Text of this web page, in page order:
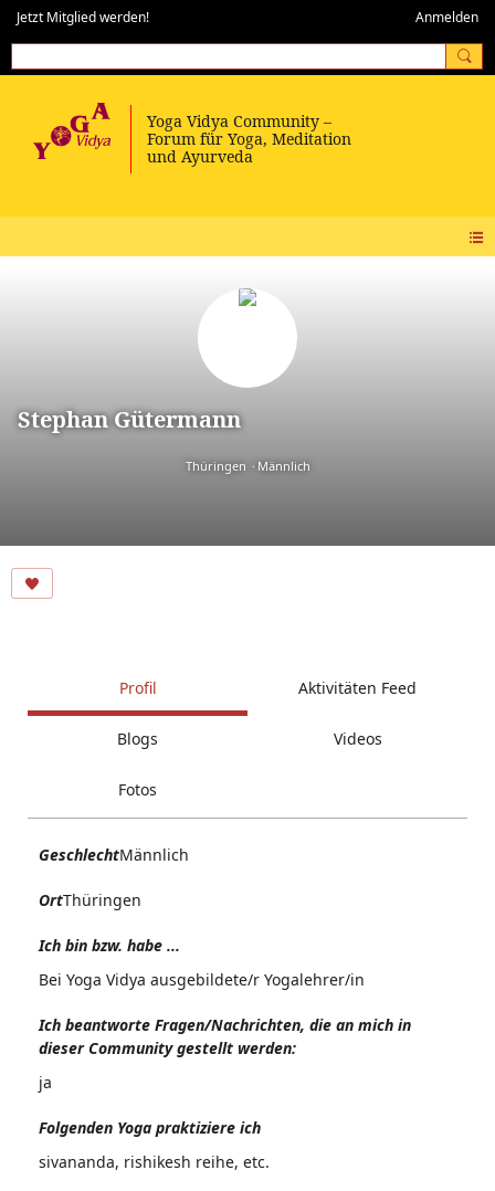
Jetzt Mitglied werden! Anmelden
Stephan Gütermann
Thüringen Männlich
Profil Aktivitäten Feed
Blogs Videos
Fotos
GeschlechtMännlich
OrtThüringen
Ich bin bzw. habe ...
Bei Yoga Vidya ausgebildete/r Yogalehrer/in
Ich beantworte Fragen/Nachrichten, die an mich in
dieser Community gestellt werden:
ja
Folgenden Yoga praktiziere ich
sivananda, rishikesh reihe, etc.